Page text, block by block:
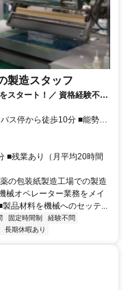
製造スタッフ
／ 資格経験不問
ス停から徒歩10分 ■能勢電
分 ■能勢電鉄妙見線「絹延
線「池田」駅より車で10分
16分 ■阪急箕面線「箕面」
22分 ■各線「宝塚」駅より
27分 ■各線「千里中央」駅
■残業あり（月平均20時間
の包装紙製造工場での製造
械オペレーター業務をメイ
品材料を機械へのセッテ...
固定時間制
経験不問
長期休暇あり